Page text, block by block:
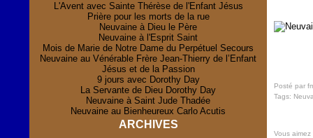
L'Avent avec Sainte Thérèse de l'Enfant Jésus
Prière pour les morts de la rue
Neuvaine à Dieu le Père
Neuvaine à l'Esprit Saint
Mois de Marie de Notre Dame du Perpétuel Secours
Neuvaine au Vénérable Frère Jean-Thierry de l’Enfant
Jésus et de la Passion
9 jours avec Dorothy Day
La Servante de Dieu Dorothy Day
Neuvaine à Saint Jude Thadée
Neuvaine au Bienheureux Carlo Acutis
ARCHIVES
Posté par
Tags:
Vous aimez